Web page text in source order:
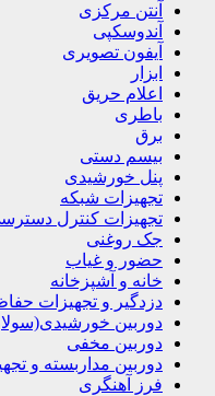
آنتن مرکزی
آندوسکپی
آیفون تصویری
ابزار
اعلام حریق
باطری
برق
بیسم دستی
پنل خورشیدی
تجهیزات شبکه
تجهیزات کنترل
جک روغنی
حضور و غیاب
خانه و آشپزخانه
دزدگیر و تجهیزات
دوربین
دوربین مخفی
دوربین مداربسته و
فرز آهنگری